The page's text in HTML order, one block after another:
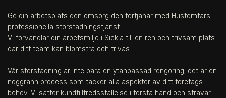
Ge din arbetsplats den omsorg den förtjänar med Hustomtars
professionella storstädningstjänst.
Vi förvandlar din arbetsmiljö i Sickla till en ren och trivsam plats
där ditt team kan blomstra och trivas.
Vår storstädning är inte bara en ytanpassad rengöring; det är en
noggrann process som täcker alla aspekter av ditt företags
behov. Vi sätter kundtillfredsställelse i första hand och strävar